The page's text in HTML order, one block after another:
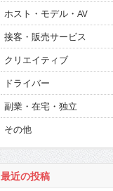
ホスト・モデル・AV
接客・販売サービス
クリエイティブ
ドライバー
副業・在宅・独立
その他
最近の投稿